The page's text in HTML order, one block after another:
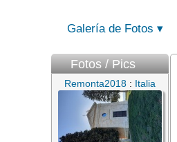
Galería de Fotos
Fotos / Pics
Remonta2018 : Italia